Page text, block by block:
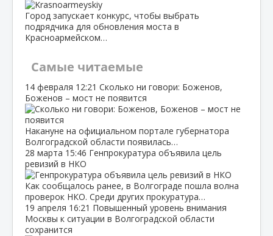
Город запускает конкурс, чтобы выбрать
подрядчика для обновления моста в
Красноармейском…
Самые читаемые
14 февраля 12:21 Сколько ни говори: Боженов,
Боженов – мост не появится
Накануне на официальном портале губернатора
Волгоградской области появилась…
28 марта 15:46 Генпрокуратура объявила цель
ревизий в НКО
Как сообщалось ранее, в Волгограде пошла волна
проверок НКО. Среди других прокуратура…
19 апреля 16:21 Повышенный уровень внимания
Москвы к ситуации в Волгоградской области
сохранится